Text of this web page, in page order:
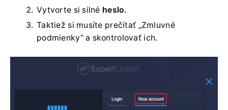
Vytvorte si silné heslo.
Taktiež si musíte prečítať „Zmluvné
podmienky“ a skontrolovať ich.